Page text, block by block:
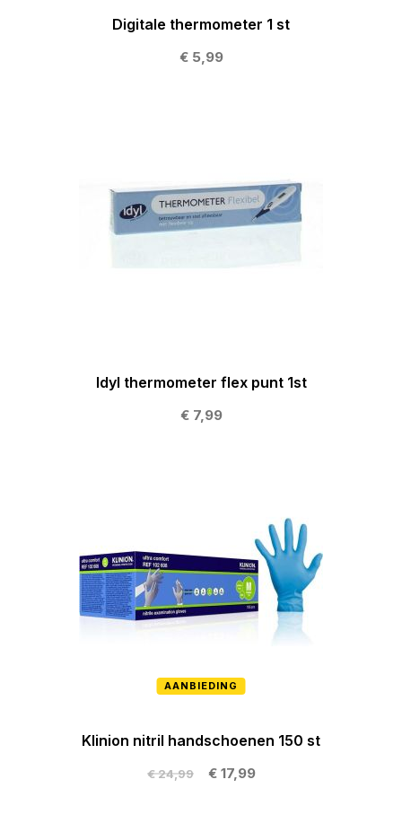
Digitale thermometer 1 st
€ 5,99
Idyl thermometer flex punt 1st
€ 7,99
AANBIEDING
Klinion nitril handschoenen 150 st
€ 17,99
€ 24,99